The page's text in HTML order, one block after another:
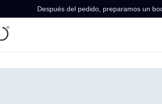
Después del pedido, preparamos un